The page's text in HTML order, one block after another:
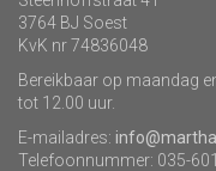
3764 BJ Soest
KvK nr 74836048
Bereikbaar op maandag
tot 12.00 uur.
E-mailadres:
Telefoonnummer: 035-